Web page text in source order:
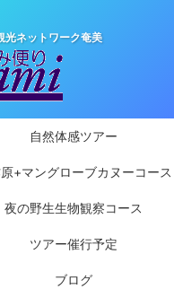
光ネットワーク奄美
自然体感ツアー
+マングローブカヌーコース
夜の野生生物観察コース
ツアー催行予定
ブログ